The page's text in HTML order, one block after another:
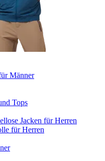
Männer
Tops
Jacken für Herren
für Herren